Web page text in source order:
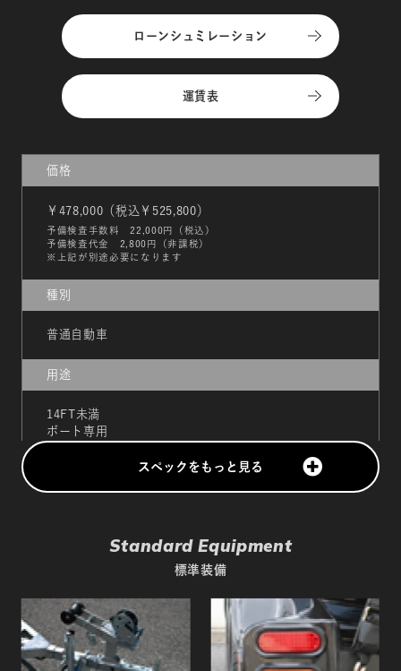
ローンシュミレーション
運賃表
価格
￥478,000（税込￥525,800）
予備検査手数料 22,000円（税込）
予備検査代金 2,800円（非課税）
※上記が別途必要になります
種別
普通自動車
用途
14FT未満
ボート専用
次毎1年検査
4,600mm
全幅
スペックをもっと見る
Standard Equipment
標準装備